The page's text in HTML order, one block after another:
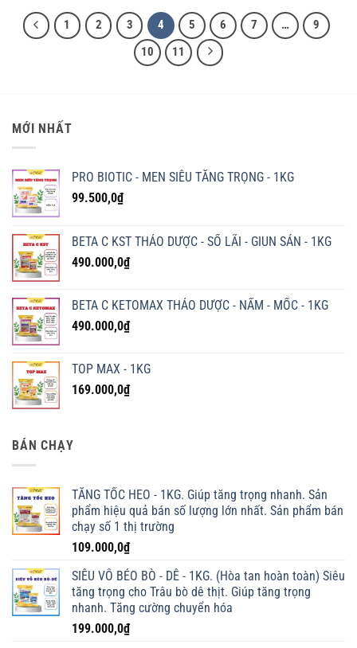
1 2 3 4 5 6 7 …
9
10
11
MỚI NHẤT
PRO BIOTIC - MEN SIÊU TĂNG TRỌNG - 1KG
99.500,0₫
BETA C KST THẢO DƯỢC - SỔ LÃI - GIUN SÁN - 1KG
490.000,0₫
BETA C KETOMAX THẢO DƯỢC - NẤM - MỐC - 1KG
490.000,0₫
TOP MAX - 1KG
169.000,0₫
BÁN CHẠY
TĂNG TỐC HEO - 1KG. Giúp tăng trọng nhanh. Sản
phẩm hiệu quả bán số lượng lớn nhất. Sản phẩm bán
chạy số 1 thị trường
109.000,0₫
SIÊU VỖ BÉO BÒ - DÊ - 1KG. (Hòa tan hoàn toàn) Siêu
tăng trọng cho Trâu bò dê thịt. Giúp tăng trọng
nhanh. Tăng cường chuyển hóa
199.000,0₫